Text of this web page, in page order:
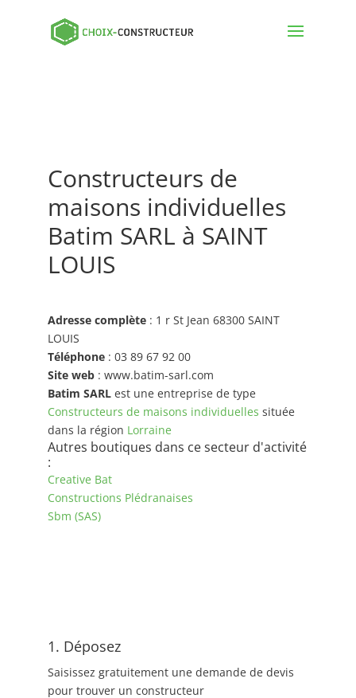
Constructeurs de
maisons individuelles
Batim SARL à SAINT
LOUIS
Adresse complète: 1 r St Jean 68300 SAINT
LOUIS
Téléphone: 03 89 67 92 00
Site web: www.batim-sarl.com
Batim SARLest une entreprise de type
Constructeurs de maisons individuelles située
dans la région Lorraine
Autres boutiques dans ce secteur d'activité
:
Creative Bat
Constructions Plédranaises
Sbm (SAS)
1. Déposez
Saisissez gratuitement une demande de devis
pour trouver un constructeur